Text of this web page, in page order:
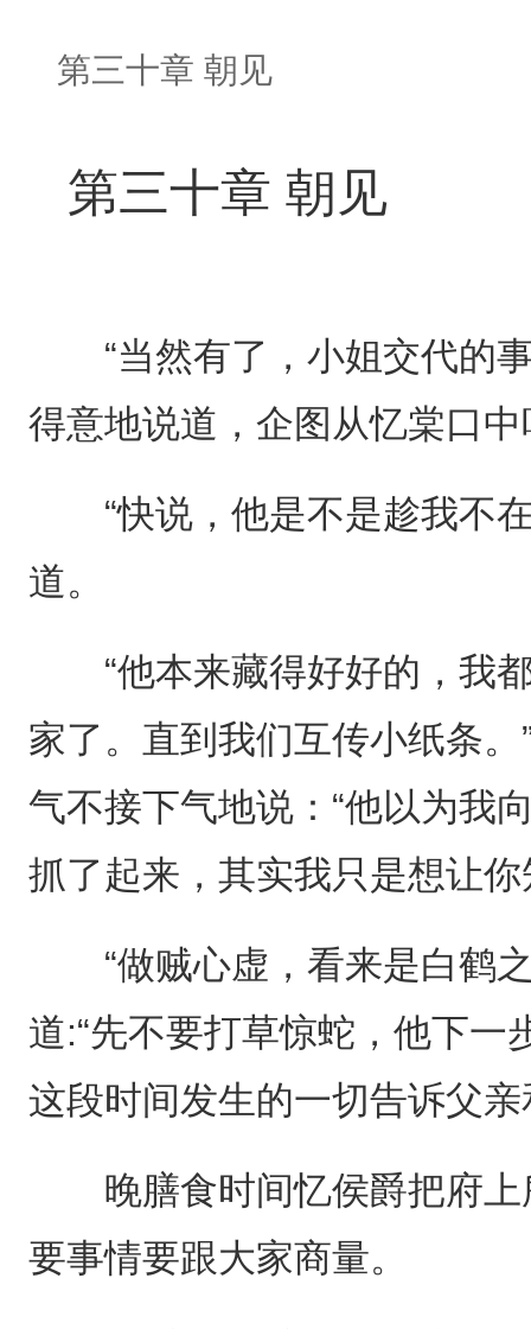
第三十章 朝见
第三十章 朝见
“当然有了，小姐交代的事
得意地说道，企图从忆棠口
“快说，他是不是趁我不在
道。
“他本来藏得好好的，我都
家了。直到我们互传小纸条。
气不接下气地说：“他以为我
抓了起来，其实我只是想让
“做贼心虚，看来是白鹤之
道:“先不要打草惊蛇，他下
这段时间发生的一切告诉父
晚膳食时间忆侯爵把府上
要事情要跟大家商量。